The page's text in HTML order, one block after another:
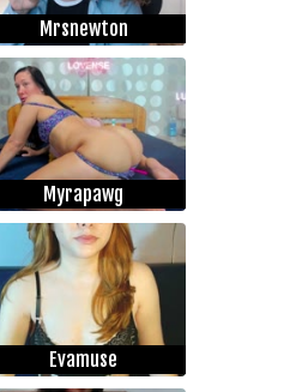
Mrsnewton
Myrapawg
Evamuse